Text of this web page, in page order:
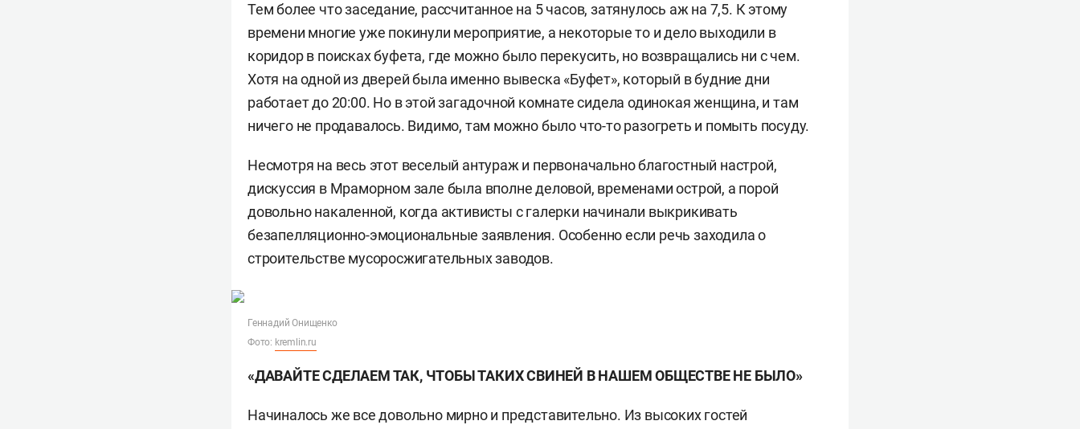
Тем более что заседание, рассчитанное на 5 часов, затянулось аж на 7,5. К этому
времени многие уже покинули мероприятие, а некоторые то и дело выходили в
коридор в поисках буфета, где можно было перекусить, но возвращались ни с чем.
Хотя на одной из дверей была именно вывеска «Буфет», который в будние дни
работает до 20:00. Но в этой загадочной комнате сидела одинокая женщина, и там
ничего не продавалось. Видимо, там можно было что-то разогреть и помыть посуду.
Несмотря на весь этот веселый антураж и первоначально благостный настрой,
дискуссия в Мраморном зале была вполне деловой, временами острой, а порой
довольно накаленной, когда активисты с галерки начинали выкрикивать
безапелляционно-эмоциональные заявления. Особенно если речь заходила о
строительстве мусоросжигательных заводов.
Геннадий Онищенко
Фото: kremlin.ru
«ДАВАЙТЕ СДЕЛАЕМ ТАК, ЧТОБЫ ТАКИХ СВИНЕЙ В НАШЕМ ОБЩЕСТВЕ НЕ БЫЛО»
Начиналось же все довольно мирно и представительно. Из высоких гостей